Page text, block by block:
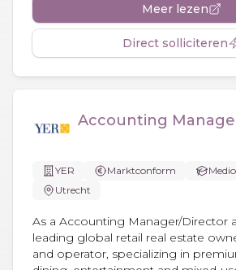
Meer lezen
Direct solliciteren
Accounting
YER Marktconform
Utrecht
As a Accounting Manager/Director
leading global retail real estate
and operator, specializing in